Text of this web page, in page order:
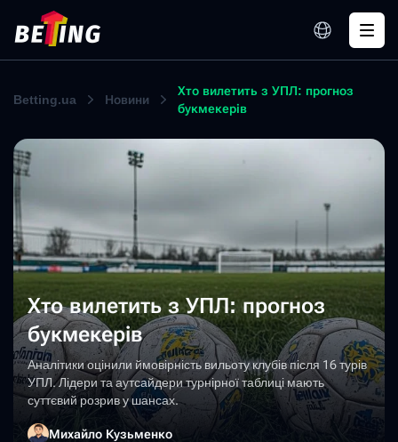
Betting.ua Новини
Хто вилетить з УПЛ: прогноз
букмекерів
Хто вилетить з УПЛ: прогноз
букмекерів
Аналітики оцінили ймовірність вильоту клубів після 16 турів
УПЛ. Лідери та аутсайдери турнірної таблиці мають
суттєвий розрив у шансах.
Михайло Кузьменко